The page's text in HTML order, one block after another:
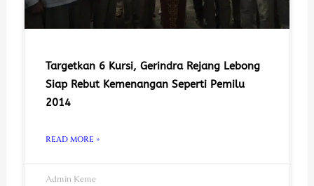
Targetkan 6 Kursi, Gerindra Rejang Lebong
Siap Rebut Kemenangan Seperti Pemilu
2014
READ MORE »
Admin Keme